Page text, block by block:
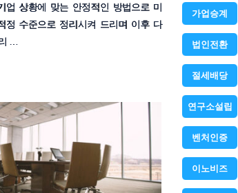
가업승계
법인전환
절세배당
연구소설립
벤처인증
이노비즈
업 상황에 맞는 안정적인 방법으로 미
정 수준으로 정리시켜 드리며 이후 다
…